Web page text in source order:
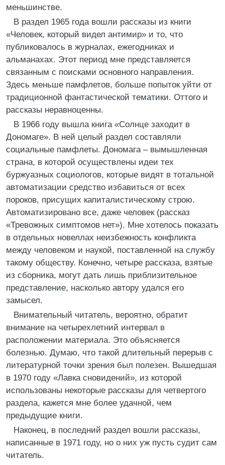
меньшинстве.
В раздел 1965 года вошли рассказы из книги
«Человек, который видел антимир» и то, что
публиковалось в журналах, ежегодниках и
альманахах. Этот период мне представляется
связанным с поисками основного направления.
Здесь меньше памфлетов, больше попыток уйти от
традиционной фантастической тематики. Оттого и
рассказы неравноценны.
В 1966 году вышла книга «Солнце заходит в
Дономаге». В ней целый раздел составляли
социальные памфлеты. Дономага – вымышленная
страна, в которой осуществлены идеи тех
буржуазных социологов, которые видят в тотальной
автоматизации средство избавиться от всех
пороков, присущих капиталистическому строю.
Автоматизировано все, даже человек (рассказ
«Тревожных симптомов нет»). Мне хотелось показать
в отдельных новеллах неизбежность конфликта
между человеком и наукой, поставленной на службу
такому обществу. Конечно, четыре рассказа, взятые
из сборника, могут дать лишь приблизительное
представление, насколько автору удался его
замысел.
Внимательный читатель, вероятно, обратит
внимание на четырехлетний интервал в
расположении материала. Это объясняется
болезнью. Думаю, что такой длительный перерыв с
литературной точки зрения был полезен. Вышедшая
в 1970 году «Лавка сновидений», из которой
использованы некоторые рассказы для четвертого
раздела, кажется мне более удачной, чем
предыдущие книги.
Наконец, в последний раздел вошли рассказы,
написанные в 1971 году, но о них уж пусть судит сам
читатель.